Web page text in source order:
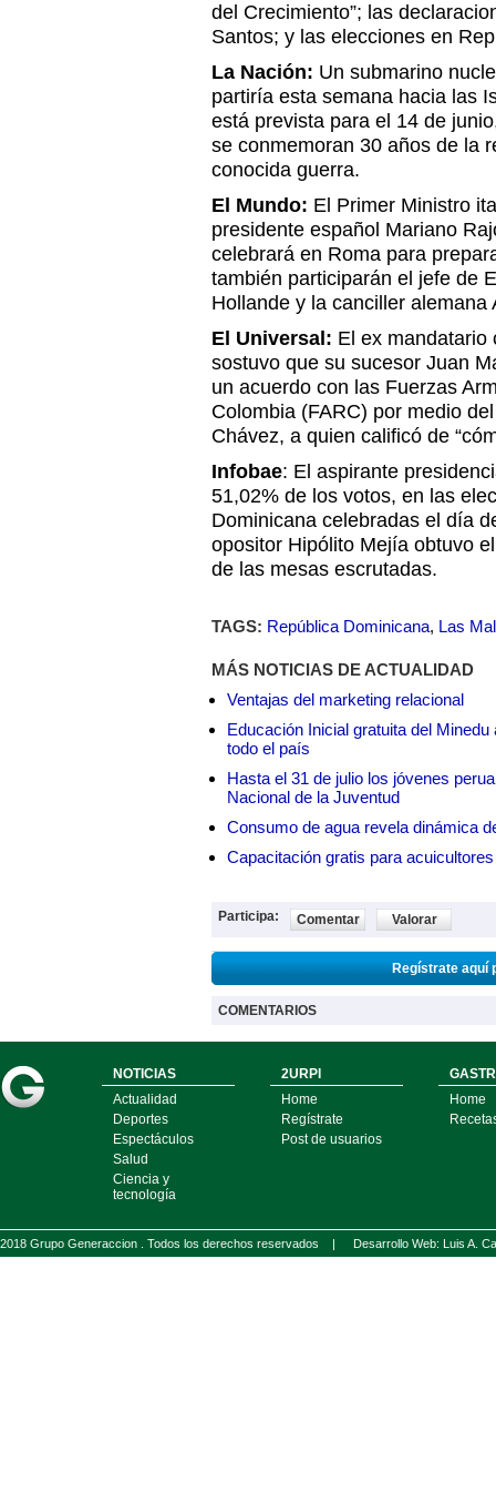
del Crecimiento”; las
Santos; y las elecciones en
La Nación: Un submarino
partiría esta semana hacia las
está prevista para el 14 de
se conmemoran 30 años de la
conocida guerra.
El Mundo: El Primer Ministro
presidente español Mariano
celebrará en Roma para
también participarán el jefe de
Hollande y la canciller alemana
El Universal: El ex mandatario
sostuvo que su sucesor Juan
un acuerdo con las Fuerzas
Colombia (FARC) por medio
Chávez, a quien calificó de
Infobae: El aspirante
51,02% de los votos, en las
Dominicana celebradas el día
opositor Hipólito Mejía obtuvo
de las mesas escrutadas.
TAGS: República Dominicana, Las
MÁS NOTICIAS DE ACTUALIDAD
Ventajas del marketing relacional
Educación Inicial gratuita del
todo el país
Hasta el 31 de julio los jóvenes
Nacional de la Juventud
Consumo de agua revela dinámica
Capacitación gratis para
Participa: Comentar Valorar
Regístrate aquí
COMENTARIOS
NOTICIAS
Actualidad
Deportes
Espectáculos
Salud
Ciencia y
tecnología
2URPI
Home
Regístrate
Post de usuarios
Home
2018 Grupo Generaccion . Todos los derechos reservados | Desarrollo Web: Luis